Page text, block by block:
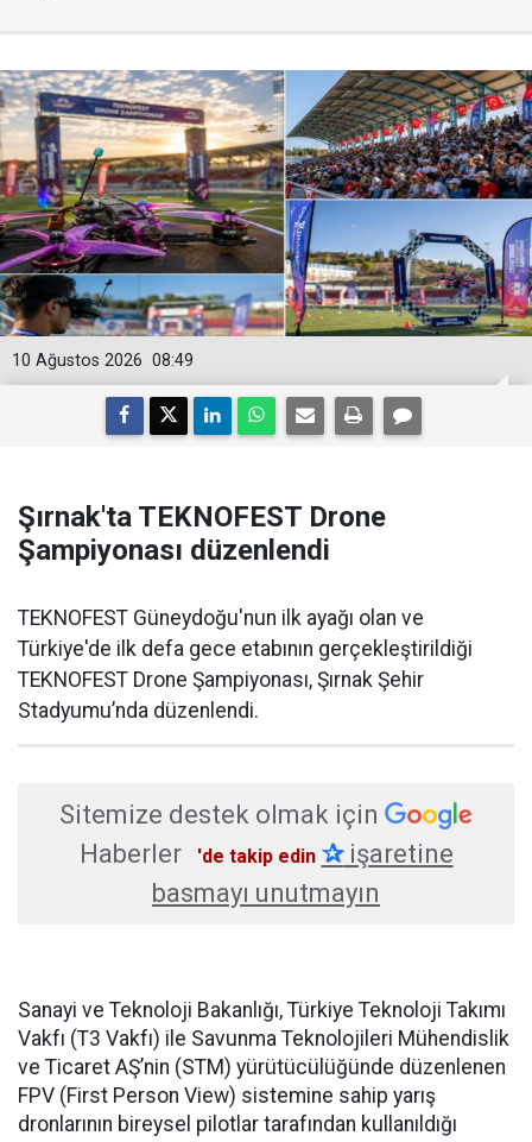
08:49
10 Ağustos 2026
Şırnak'ta TEKNOFEST Drone
Şampiyonası düzenlendi
TEKNOFEST Güneydoğu'nun ilk ayağı olan ve
Türkiye'de ilk defa gece etabının gerçekleştirildiği
TEKNOFEST Drone Şampiyonası, Şırnak Şehir
Stadyumu’nda düzenlendi.
Sitemize destek olmak için
Haberler
'de takip edin ✰işaretine
basmayı unutmayın
Sanayi ve Teknoloji Bakanlığı, Türkiye Teknoloji Takımı
Vakfı (T3 Vakfı) ile Savunma Teknolojileri Mühendislik
ve Ticaret AŞ’nin (STM) yürütücülüğünde düzenlenen
FPV (First Person View) sistemine sahip yarış
dronlarının bireysel pilotlar tarafından kullanıldığı